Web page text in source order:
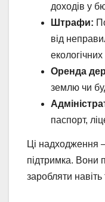
доходів у
Штрафи:
від
Оренда
землю чи
паспорт,
Ці надходження
підтримка. Вони
заробляти